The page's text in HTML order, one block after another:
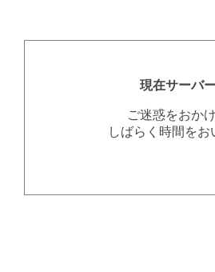
現在サーバ
ご迷惑をおか
しばらく時間を